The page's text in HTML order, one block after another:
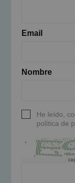
Email
Nombre
He leído,
política de